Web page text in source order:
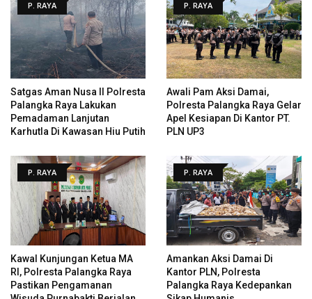
P. RAYA
Satgas Aman Nusa II Polresta
Palangka Raya Lakukan
Pemadaman Lanjutan
Karhutla Di Kawasan Hiu Putih
P. RAYA
Awali Pam Aksi Damai,
Polresta Palangka Raya Gelar
Apel Kesiapan Di Kantor PT.
PLN UP3
P. RAYA
Kawal Kunjungan Ketua MA
RI, Polresta Palangka Raya
Pastikan Pengamanan
P. RAYA
Amankan Aksi Damai Di
Kantor PLN, Polresta
Palangka Raya Kedepankan